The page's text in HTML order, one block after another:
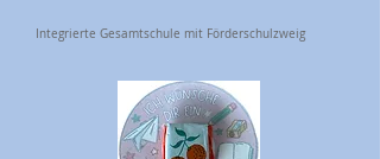
Integrierte Gesamtschule mit Förderschulzweig